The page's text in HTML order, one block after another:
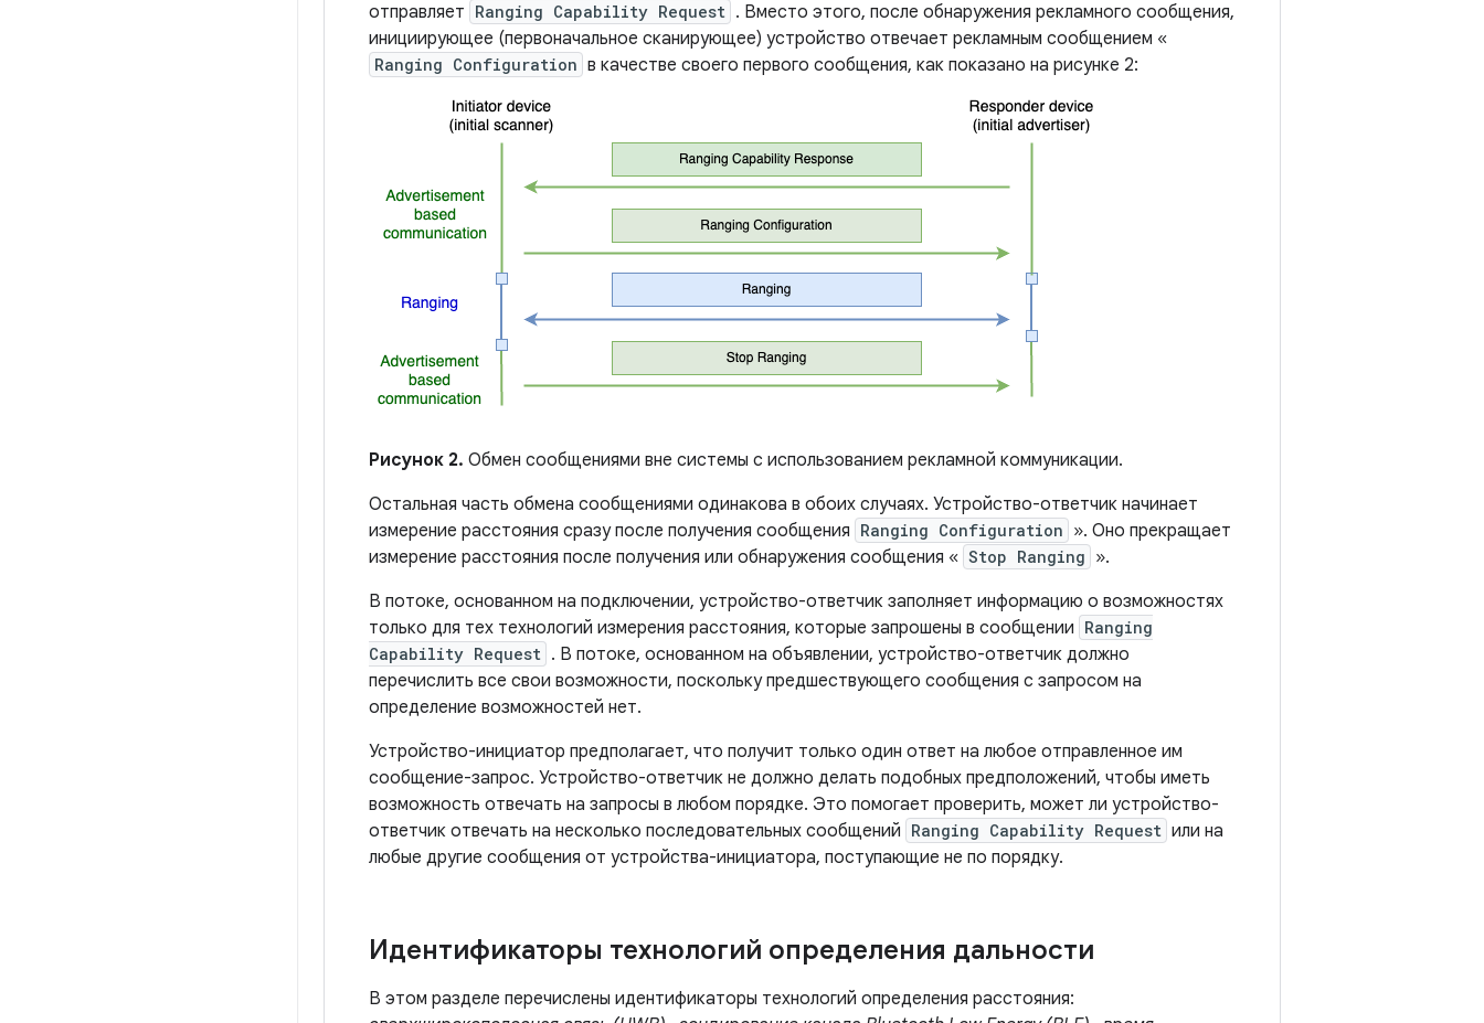
отправляет Ranging Capability Request . Вместо этого, после обнаружения рекламного сообщения,
инициирующее (первоначальное сканирующее) устройство отвечает рекламным сообщением «
Ranging Configuration в качестве своего первого сообщения, как показано на рисунке 2:
Рисунок 2. Обмен сообщениями вне системы с использованием рекламной коммуникации.
Остальная часть обмена сообщениями одинакова в обоих случаях. Устройство-ответчик начинает
измерение расстояния сразу после получения сообщения Ranging Configuration ». Оно прекращает
измерение расстояния после получения или обнаружения сообщения « Stop Ranging ».
В потоке, основанном на подключении, устройство-ответчик заполняет информацию о возможностях
только для тех технологий измерения расстояния, которые запрошены в сообщении Ranging
Capability Request . В потоке, основанном на объявлении, устройство-ответчик должно
перечислить все свои возможности, поскольку предшествующего сообщения с запросом на
определение возможностей нет.
Устройство-инициатор предполагает, что получит только один ответ на любое отправленное им
сообщение-запрос. Устройство-ответчик не должно делать подобных предположений, чтобы иметь
возможность отвечать на запросы в любом порядке. Это помогает проверить, может ли устройство-
ответчик отвечать на несколько последовательных сообщений Ranging Capability Request или на
любые другие сообщения от устройства-инициатора, поступающие не по порядку.
Идентификаторы технологий определения дальности
В этом разделе перечислены идентификаторы технологий определения расстояния: